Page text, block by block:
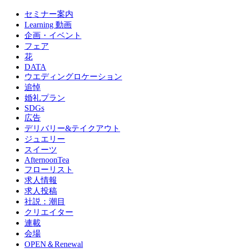
セミナー案内
Learning 動画
企画・イベント
フェア
花
DATA
ウエディングロケーション
追悼
婚礼プラン
SDGs
広告
デリバリー&テイクアウト
ジュエリー
スイーツ
AfternoonTea
フローリスト
求人情報
求人投稿
社説：潮目
クリエイター
連載
会場
OPEN＆Renewal